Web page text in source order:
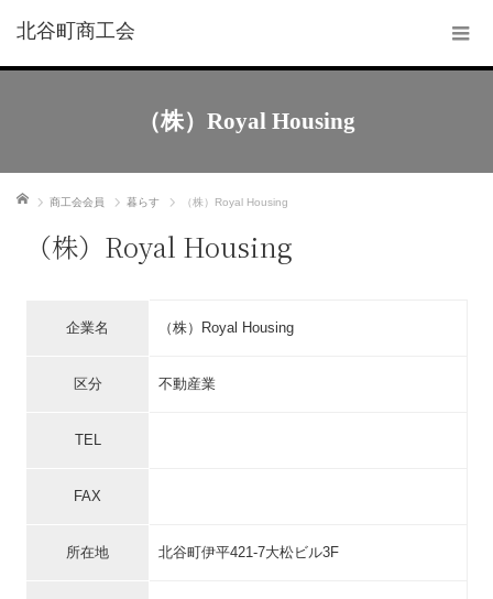
北谷町商工会
（株）Royal Housing
ホーム 商工会会員 暮らす （株）Royal Housing
（株）Royal Housing
企業名 （株）Royal Housing
区分 不動産業
TEL
FAX
所在地 北谷町伊平421-7大松ビル3F